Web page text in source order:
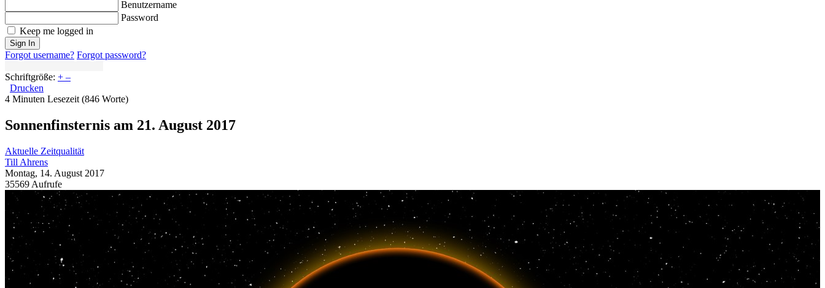
Benutzername
Password
Keep me logged in
Sign In
Forgot username? Forgot password?
Schriftgröße: + –
Drucken
4 Minuten Lesezeit (846 Worte)
Sonnenfinsternis am 21. August 2017
Aktuelle Zeitqualität
Till Ahrens
Montag, 14. August 2017
35569 Aufrufe